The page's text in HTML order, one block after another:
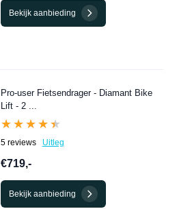
Bekijk aanbieding
Pro-user Fietsendrager - Diamant Bike
Lift - 2 ...
★★★★★
★★★★★
5 reviews Uitleg
€719,-
Bekijk aanbieding